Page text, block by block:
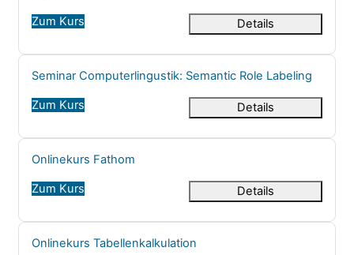
Zum Kurs Details
Kursname
Seminar Computerlingustik: Semantic Role Labeling
Zum Kurs Details
Kursname
Onlinekurs Fathom
Zum Kurs Details
Kursname
Onlinekurs Tabellenkalkulation